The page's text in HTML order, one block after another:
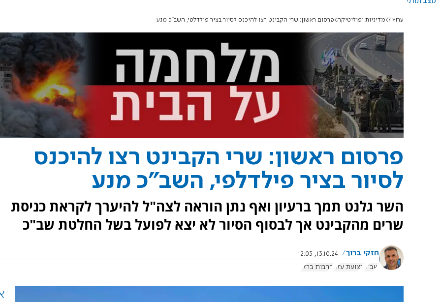
ערוץ 7 מדיניות ופוליטיקה פרסום ראשון: שרי הקבינט רצו להיכנס לסיור בציר פילדלפי, השב"כ מנע
פרסום ראשון: שרי הקבינט רצו להיכנס
לסיור בציר פילדלפי, השב"כ מנע
השר גלנט תמך ברעיון ואף נתן הוראה לצה"ל להיערך לקראת כניסת
שרים מהקבינט אך לבסוף הסיור לא יצא לפועל בשל החלטת שב"כ
חזקי ברוך
13.10.24, 12:03
שב"כ רצועת עזה חרבות ברזל